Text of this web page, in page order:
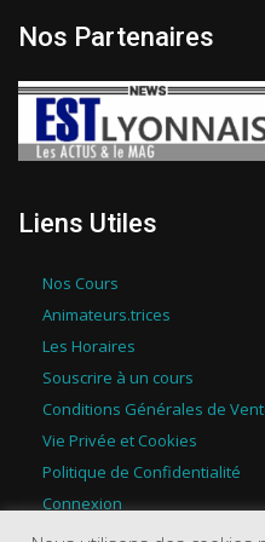
Nos Partenaires
Liens Utiles
Nos Cours
Animateurs.trices
Les Horaires
Souscrire à un cours
Conditions Générales de
Vie Privée et Cookies
Politique de Confidentialité
Connexion